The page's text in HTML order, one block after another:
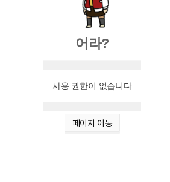
어라?
사용 권한이 없습니다
페이지 이동